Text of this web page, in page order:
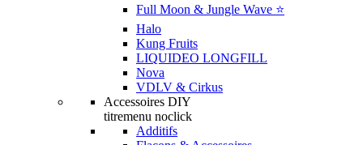
Full Moon & Jungle Wave ⭐️
Halo
Kung Fruits
LIQUIDEO LONGFILL
Nova
VDLV & Cirkus
Accessoires DIY
titremenu noclick
Additifs